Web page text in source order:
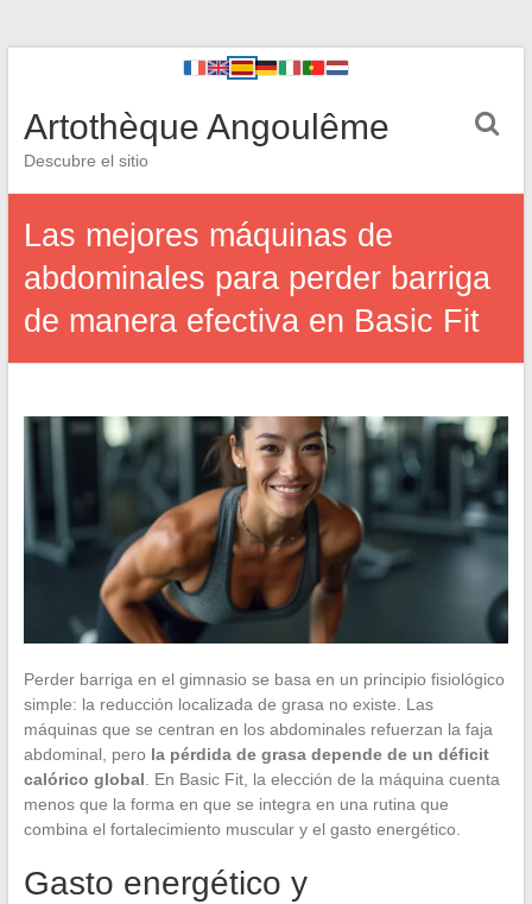
Artothèque Angoulême
Descubre el sitio
Las mejores máquinas de
abdominales para perder barriga
de manera efectiva en Basic Fit
Perder barriga en el gimnasio se basa en un principio fisiológico
simple: la reducción localizada de grasa no existe. Las
máquinas que se centran en los abdominales refuerzan la faja
abdominal, pero la pérdida de grasa depende de un déficit
calórico global . En Basic Fit, la elección de la máquina cuenta
menos que la forma en que se integra en una rutina que
combina el fortalecimiento muscular y el gasto energético.
Gasto energético y